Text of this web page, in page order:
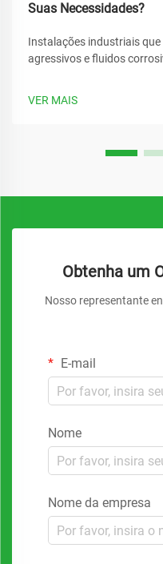
Suas Necessidades?
Instalações industriais
agressivos e fluidos
VER MAIS
Obtenha um
Nosso representante
E-mail
Nome
Nome da empresa